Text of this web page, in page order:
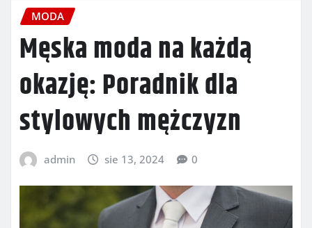
MODA
Męska moda na każdą
okazję: Poradnik dla
stylowych mężczyzn
admin sie 13, 2024 0